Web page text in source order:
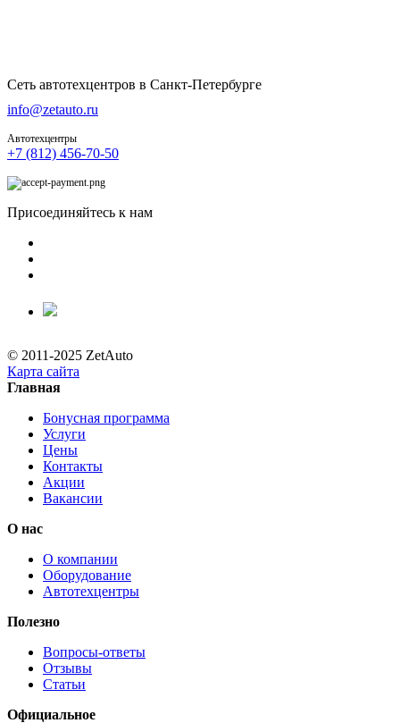
Сеть автотехцентров в Санкт-Петербурге
info@zetauto.ru
Автотехцентры
+7 (812) 456-70-50
Присоединяйтесь к нам
© 2011-2025 ZetAuto
Карта сайта
Главная
Бонусная программа
Услуги
Цены
Контакты
Акции
Вакансии
О нас
О компании
Оборудование
Автотехцентры
Полезно
Вопросы-ответы
Отзывы
Статьи
Официальное